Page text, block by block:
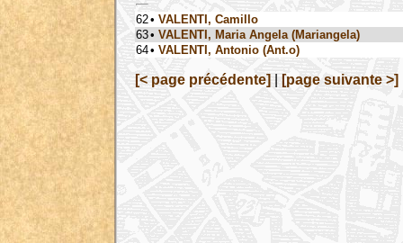
62• VALENTI, Camillo
63• VALENTI, Maria Angela (Mariangela)
64• VALENTI, Antonio (Ant.o)
[< page précédente] [page suivante >]